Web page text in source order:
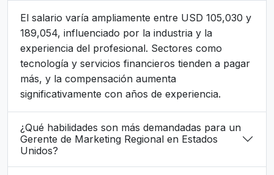
El salario varía ampliamente entre USD 105,030 y
189,054, influenciado por la industria y la
experiencia del profesional. Sectores como
tecnología y servicios financieros tienden a pagar
más, y la compensación aumenta
significativamente con años de experiencia.
¿Qué habilidades son más demandadas para un
Gerente de Marketing Regional en Estados
Unidos?